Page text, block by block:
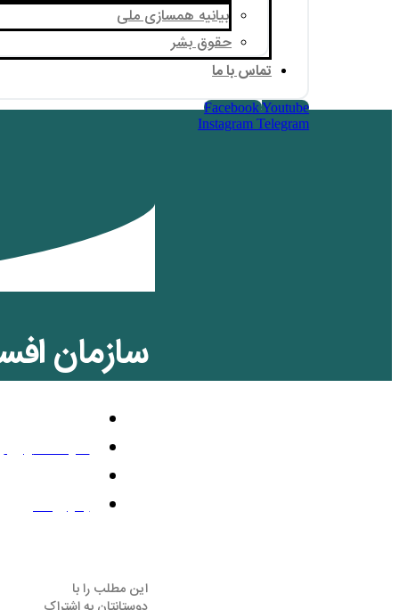
بیانیه همسازی ملی
حقوق بشر
تماس با ما
FacebookYoutube
Instagram Telegram
سازمان
آگوست 20, 2012
بدون نظر
این مطلب را با